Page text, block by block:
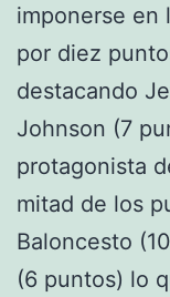
imponerse en
por diez
destacando
Johnson (7
protagonista
mitad de los
Baloncesto
(6 puntos) lo